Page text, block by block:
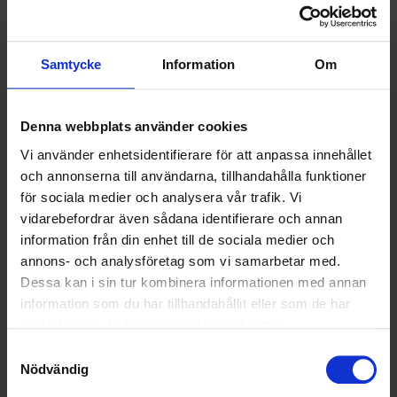
Samtycke Information Om
Denna webbplats använder cookies
Vi använder enhetsidentifierare för att anpassa innehållet
och annonserna till användarna, tillhandahålla funktioner
för sociala medier och analysera vår trafik. Vi
vidarebefordrar även sådana identifierare och annan
information från din enhet till de sociala medier och
annons- och analysföretag som vi samarbetar med.
Dessa kan i sin tur kombinera informationen med annan
information som du har tillhandahållit eller som de har
Nödvändig
Tele2 är en ledande telekomoperatör med huvudkontor i Stockholm.
Magazine och Statista publicerade en lista över världens mest
hållbara företag.
Tele2 grundades 1993 och är noterat på Nasdaq Stockholm. Under 2023
omsatte bolaget 29 miljarder kronor, med en underliggande EBITDAaL på
10 miljarder kronor. För de senaste nyheterna och finansiella definitioner,
vänligen sewww.tele2.com.
< 1 2 >
Nyheter